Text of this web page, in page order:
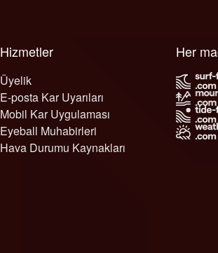
Hizmetler
Üyelik
E-posta Kar Uyarıları
Mobil Kar Uygulaması
Eyeball Muhabirleri
Hava Durumu Kaynakları
Her